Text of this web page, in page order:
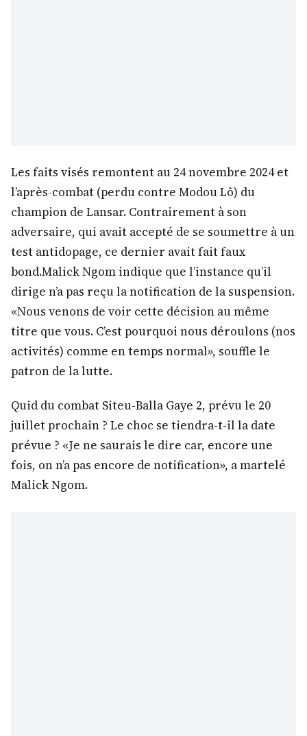
Les faits visés remontent au 24 novembre 2024 et
l’après-combat (perdu contre Modou Lô) du
champion de Lansar. Contrairement à son
adversaire, qui avait accepté de se soumettre à un
test antidopage, ce dernier avait fait faux
bond.Malick Ngom indique que l’instance qu’il
dirige n’a pas reçu la notification de la suspension.
«Nous venons de voir cette décision au même
titre que vous. C’est pourquoi nous déroulons (nos
activités) comme en temps normal», souffle le
patron de la lutte.
Quid du combat Siteu-Balla Gaye 2, prévu le 20
juillet prochain ? Le choc se tiendra-t-il la date
prévue ? «Je ne saurais le dire car, encore une
fois, on n’a pas encore de notification», a martelé
Malick Ngom.